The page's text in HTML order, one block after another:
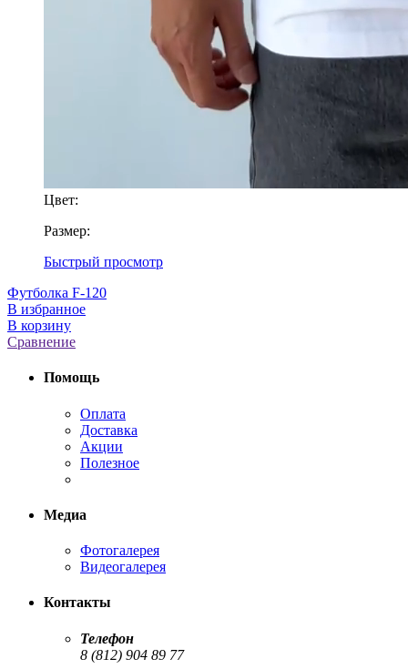
Цвет:
Размер:
Быстрый просмотр
Футболка F-120
В избранное
В корзину
Сравнение
Помощь
Оплата
Доставка
Акции
Полезное
Медиа
Фотогалерея
Видеогалерея
Контакты
Телефон
8 (812) 904 89 77